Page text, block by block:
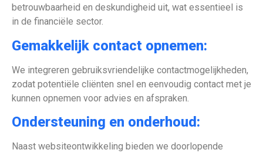
betrouwbaarheid en deskundigheid uit, wat essentieel is
in de financiële sector.
Gemakkelijk contact opnemen:
We integreren gebruiksvriendelijke contactmogelijkheden,
zodat potentiële cliënten snel en eenvoudig contact met je
kunnen opnemen voor advies en afspraken.
Ondersteuning en onderhoud:
Naast websiteontwikkeling bieden we doorlopende